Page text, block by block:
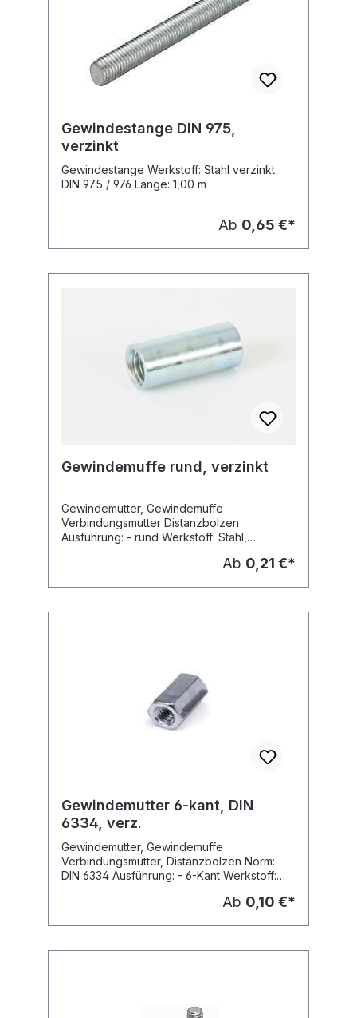
Gewindestange DIN 975,
verzinkt
Gewindestange Werkstoff: Stahl verzinkt
DIN 975 / 976 Länge: 1,00 m
Ab 0,65 €*
Gewindemuffe rund, verzinkt
Gewindemutter, Gewindemuffe
Verbindungsmutter Distanzbolzen
Ausführung: - rund Werkstoff: Stahl,
Ab 0,21 €*
Gewindemutter 6-kant, DIN
6334, verz.
Gewindemutter, Gewindemuffe
Verbindungsmutter, Distanzbolzen Norm:
DIN 6334 Ausführung: - 6-Kant Werkstoff:
Ab 0,10 €*